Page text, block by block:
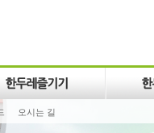
오시는 길